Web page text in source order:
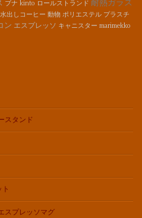
ブナ kinto ロールストランド 耐熱ガラス
水出しコーヒー 動物 ポリエステル プラスチ
ン エスプレッソ キャニスター marimekko
スタンド
スプレッソマグ